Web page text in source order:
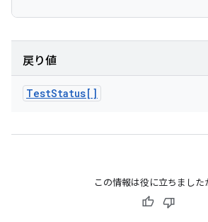
戻り値
TestStatus[]
この情報は役に立ちました